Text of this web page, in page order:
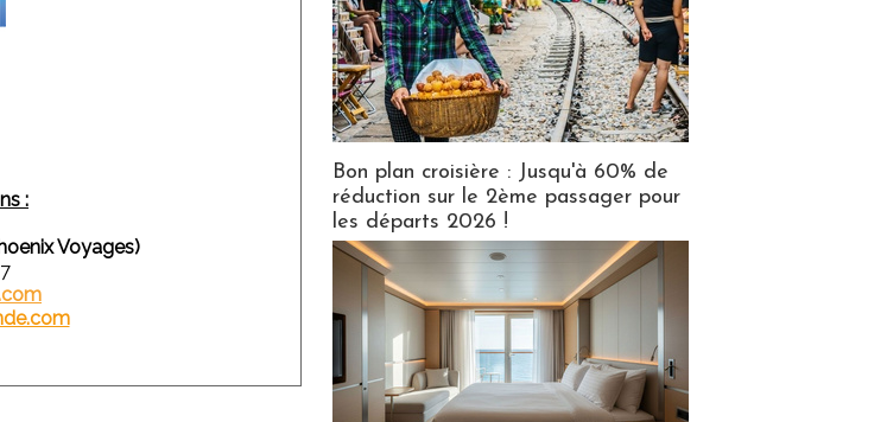
:
Voyages)
Bon plan croisière : Jusqu'à 60% de
réduction sur le 2ème passager pour
les départs 2026 !